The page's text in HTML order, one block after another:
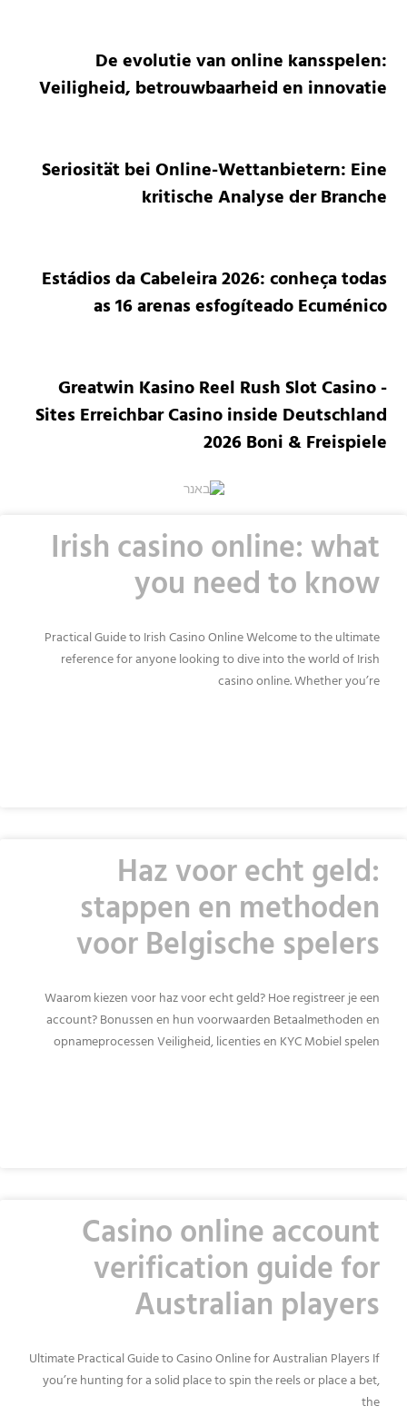
De evolutie van online kansspelen:
Veiligheid, betrouwbaarheid en innovatie
Seriosität bei Online-Wettanbietern: Eine
kritische Analyse der Branche
Estádios da Cabeleira 2026: conheça todas
as 16 arenas esfogíteado Ecuménico
Greatwin Kasino Reel Rush Slot Casino -
Sites Erreichbar Casino inside Deutschland
2026 Boni & Freispiele
Irish casino online: what
you need to know
Practical Guide to Irish Casino Online Welcome to the ultimate
reference for anyone looking to dive into the world of Irish
casino online. Whether you’re
Haz voor echt geld:
stappen en methoden
voor Belgische spelers
Waarom kiezen voor haz voor echt geld? Hoe registreer je een
account? Bonussen en hun voorwaarden Betaalmethoden en
opnameprocessen Veiligheid, licenties en KYC Mobiel spelen
Casino online account
verification guide for
Australian players
Ultimate Practical Guide to Casino Online for Australian Players If
you’re hunting for a solid place to spin the reels or place a bet,
the